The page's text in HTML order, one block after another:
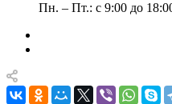
Пн. – Пт.: с 9:00 до